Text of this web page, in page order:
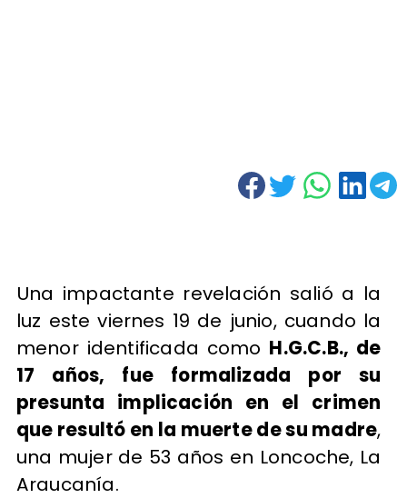
Una impactante revelación salió a la
luz este viernes 19 de junio, cuando la
menor identificada como H.G.C.B., de
17 años, fue formalizada por su
presunta implicación en el crimen
que resultó en la muerte de su madre,
una mujer de 53 años en Loncoche, La
Araucanía.